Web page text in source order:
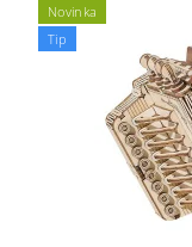
Novinka
Tip